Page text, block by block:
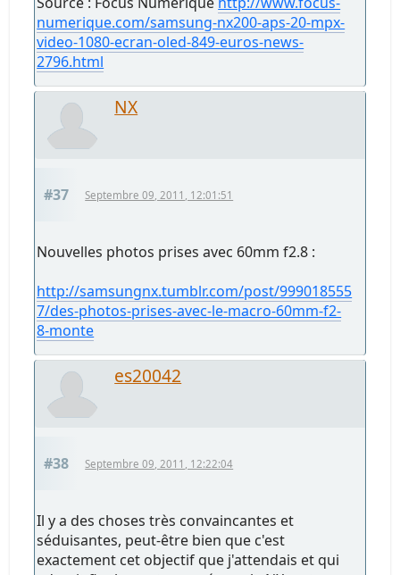
numerique.com/samsung-nx200-aps-20-mpx-
video-1080-ecran-oled-849-euros-news-
2796.html
NX
#37 Septembre 09, 2011, 12:01:51
Nouvelles photos prises avec 60mm f2.8 :
http://samsungnx.tumblr.com/post/999018555
7/des-photos-prises-avec-le-macro-60mm-f2-
8-monte
es20042
#38 Septembre 09, 2011, 12:22:04
Il y a des choses très convaincantes et
séduisantes, peut-être bien que c'est
exactement cet objectif que j'attendais et qui